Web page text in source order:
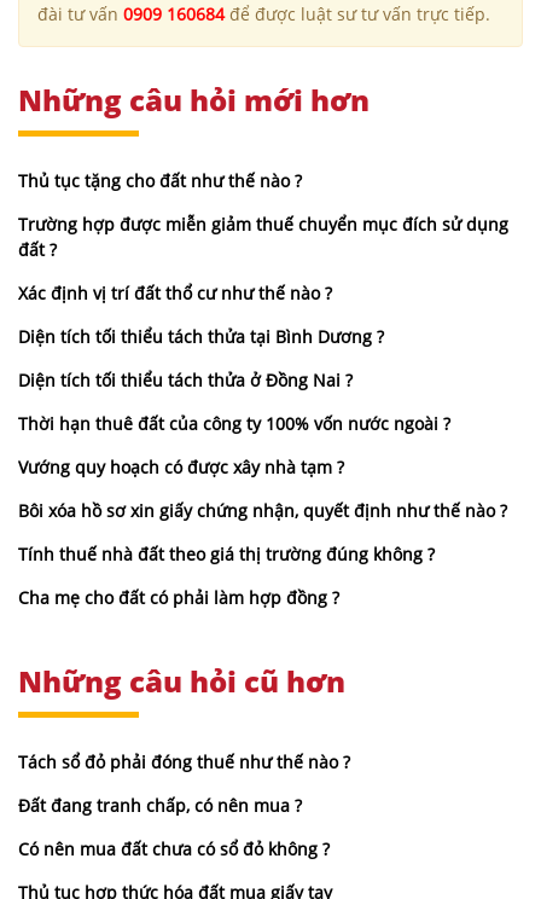
đài tư vấn 0909 160684để được luật sư tư vấn trực tiếp.
Những câu hỏi mới hơn
Thủ tục tặng cho đất như thế nào ?
Trường hợp được miễn giảm thuế chuyển mục đích sử dụng
đất ?
Xác định vị trí đất thổ cư như thế nào ?
Diện tích tối thiểu tách thửa tại Bình Dương ?
Diện tích tối thiểu tách thửa ở Đồng Nai ?
Thời hạn thuê đất của công ty 100% vốn nước ngoài ?
Vướng quy hoạch có được xây nhà tạm ?
Bôi xóa hồ sơ xin giấy chứng nhận, quyết định như thế nào ?
Tính thuế nhà đất theo giá thị trường đúng không ?
Cha mẹ cho đất có phải làm hợp đồng ?
Những câu hỏi cũ hơn
Tách sổ đỏ phải đóng thuế như thế nào ?
Đất đang tranh chấp, có nên mua ?
Có nên mua đất chưa có sổ đỏ không ?
Thủ tục hợp thức hóa đất mua giấy tay